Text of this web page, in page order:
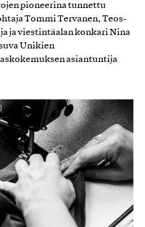
pioneerina tunnettu
Tommi Tervanen, Teos-
ja viestintäalan konkari Nina
Unikien
asiantuntija